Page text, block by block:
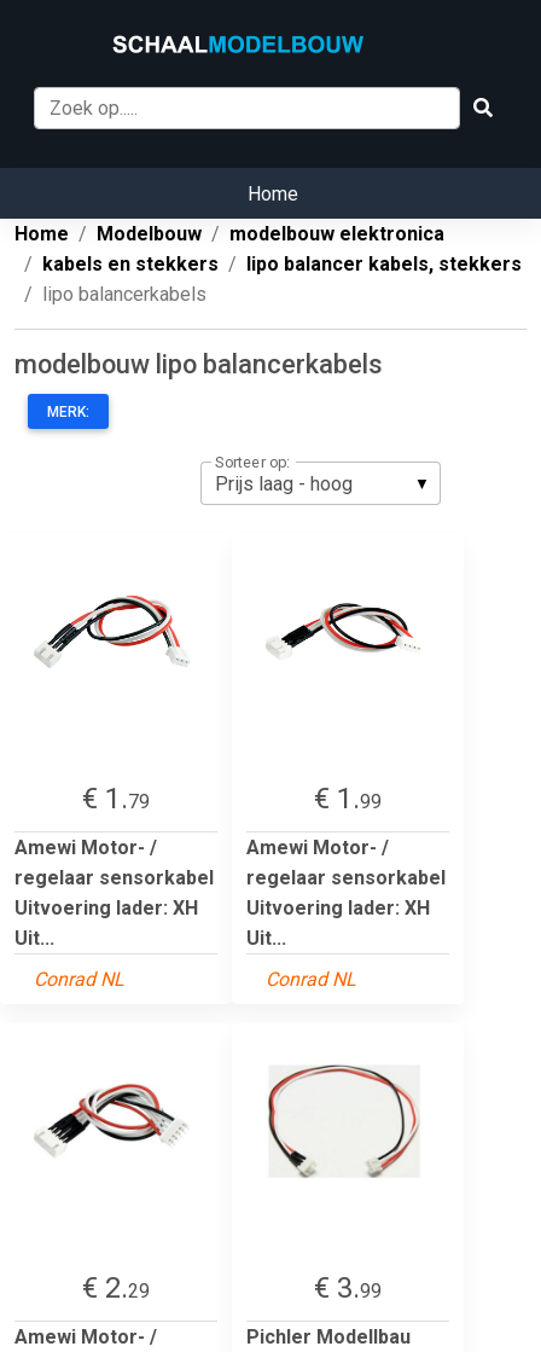
Home
Home
Modelbouw
modelbouw elektronica
kabels en stekkers
lipo balancer kabels, stekkers
lipo balancerkabels
modelbouw lipo balancerkabels
MERK:
Sorteer op:
€ 1.79
Amewi Motor- /
regelaar sensorkabel
Uitvoering lader: XH
Uit...
Conrad NL
€ 1.99
Amewi Motor- /
regelaar sensorkabel
Uitvoering lader: XH
Uit...
Conrad NL
€ 2.29
Amewi Motor- /
€ 3.99
Pichler Modellbau